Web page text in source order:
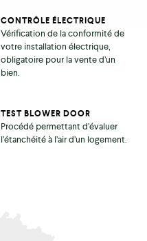
CONTRÔLE ÉLECTRIQUE
Vérification de la conformité de
votre installation électrique,
obligatoire pour la vente d’un
bien.
TEST BLOWER DOOR
Procédé permettant d’évaluer
l’étanchéité à l’air d’un logement.